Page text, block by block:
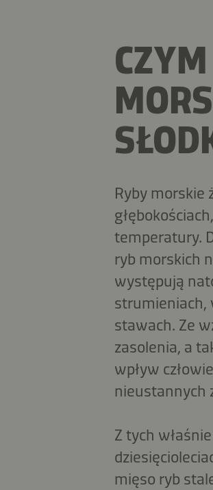
Ryby morskie
temperatury.
ryb morskich
występują
strumieniach,
stawach. Ze
zasolenia, a
wpływ
nieustannych
Z tych
mięso ryb